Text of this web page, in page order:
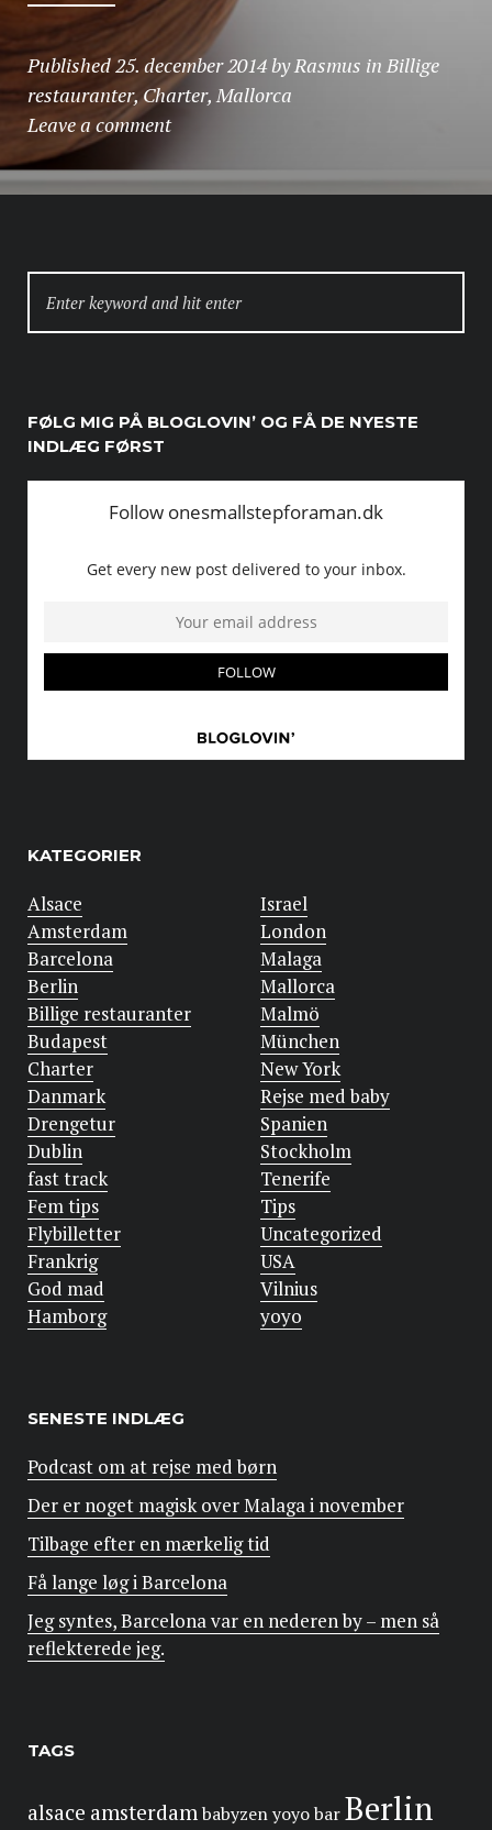
Published25. december 2014byRasmus in Billige
restauranter,Charter,Mallorca
Leave a comment
FOR:
FØLG MIG PÅ BLOGLOVIN’ OG FÅ DE NYESTE
INDLÆG FØRST
KATEGORIER
Alsace
Amsterdam
Barcelona
Berlin
Billige restauranter
Budapest
Charter
Danmark
Drengetur
Dublin
fast track
Fem tips
Flybilletter
Frankrig
God mad
Hamborg
Israel
London
Malaga
Mallorca
Malmö
München
New York
Rejse med baby
Spanien
Stockholm
Tenerife
Tips
Uncategorized
USA
Vilnius
yoyo
SENESTE INDLÆG
Podcast om at rejse med børn
Der er noget magisk over Malaga i november
Tilbage efter en mærkelig tid
Få lange løg i Barcelona
Jeg syntes, Barcelona var en nederen by – men så
reflekterede jeg.
TAGS
alsace amsterdambabyzen yoyobarBerlin